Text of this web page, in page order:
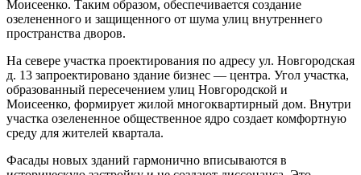
Моисеенко. Таким образом, обеспечивается создание
озелененного и защищенного от шума улиц внутреннего
пространства дворов.
На севере участка проектирования по адресу ул. Новгородская
д. 13 запроектировано здание бизнес — центра. Угол участка,
образованный пересечением улиц Новгородской и
Моисеенко, формирует жилой многоквартирный дом. Внутри
участка озелененное общественное ядро создает комфортную
среду для жителей квартала.
Фасады новых зданий гармонично вписываются в